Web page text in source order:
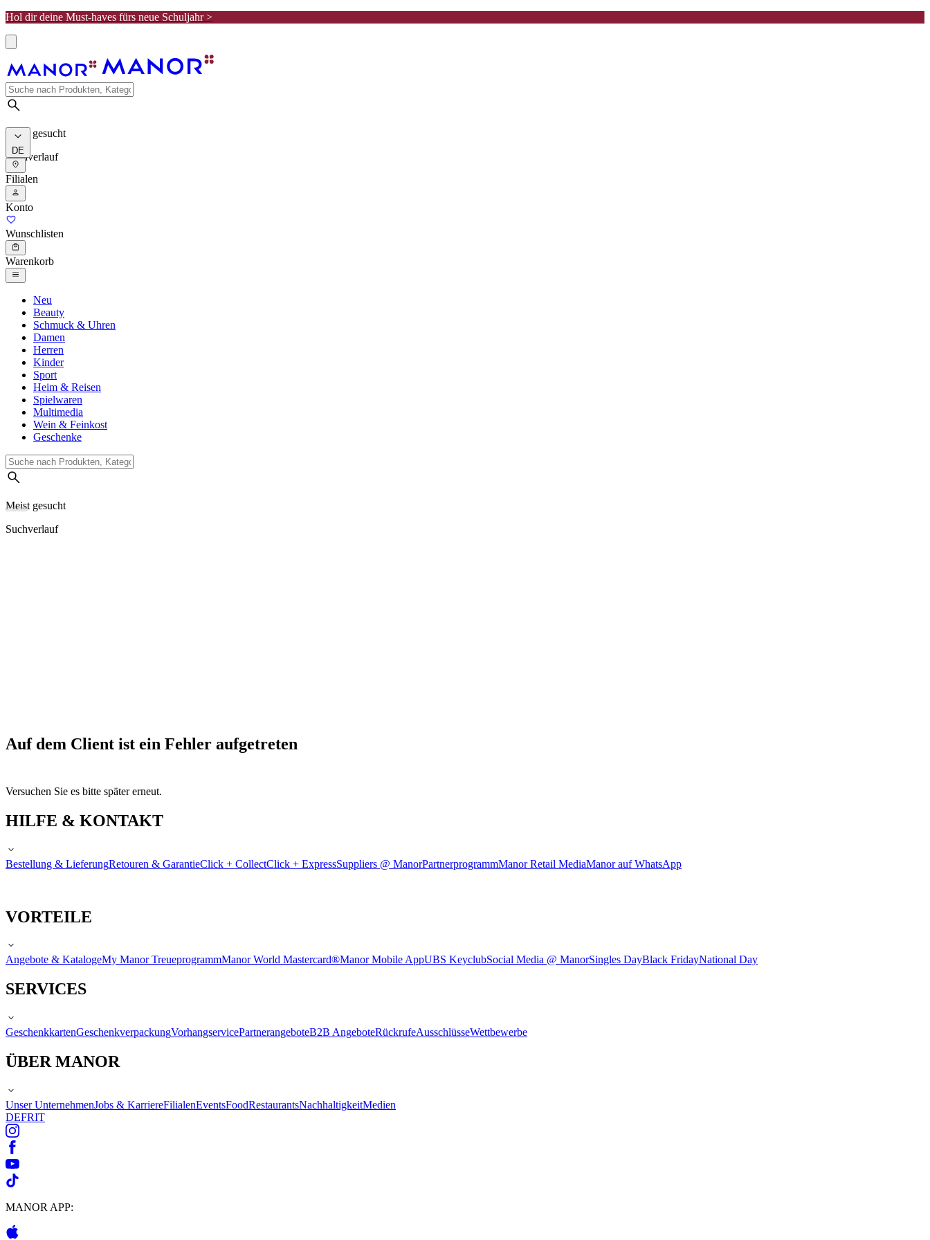
Hol dir deine Must-haves fürs neue Schuljahr >
Meist gesucht
Suchverlauf
DE
Filialen
Konto
Wunschlisten
Warenkorb
Neu
Beauty
Schmuck & Uhren
Damen
Herren
Kinder
Sport
Heim & Reisen
Spielwaren
Multimedia
Wein & Feinkost
Geschenke
Meist gesucht
Suchverlauf
Auf dem Client ist ein Fehler aufgetreten
Versuchen Sie es bitte später erneut.
HILFE & KONTAKT
Bestellung & LieferungRetouren & GarantieClick + CollectClick + ExpressSuppliers @ ManorPartnerprogrammManor Retail MediaManor auf WhatsApp
VORTEILE
Angebote & KatalogeMy Manor TreueprogrammManor World Mastercard®Manor Mobile AppUBS KeyclubSocial Media @ ManorSingles DayBlack FridayNational Day
SERVICES
GeschenkkartenGeschenkverpackungVorhangservicePartnerangeboteB2B AngeboteRückrufeAusschlüsseWettbewerbe
ÜBER MANOR
Unser UnternehmenJobs & KarriereFilialenEventsFoodRestaurantsNachhaltigkeitMedien
DEFRIT
MANOR APP: